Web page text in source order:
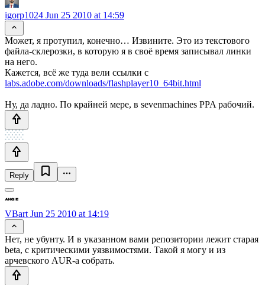
igorp1024 Jun 25 2010 at 14:59
Может, я протупил, конечно… Извините. Это из текстового
файла-склерозки, в которую я в своё время записывал линки
на него.
Кажется, всё же туда вели ссылки с
labs.adobe.com/downloads/flashplayer10_64bit.html
Ну, да ладно. По крайней мере, в sevenmachines PPA рабочий.
Reply
VBart Jun 25 2010 at 14:19
Нет, не убунту. И в указанном вами репозитории лежит старая
beta, с критическими уязвимостями. Такой я могу и из
арчевского AUR-а собрать.